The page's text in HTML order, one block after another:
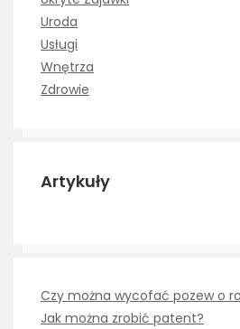
Uroda
Usługi
Wnętrza
Zdrowie
Artykuły
Czy można wycofać pozew o
Jak można zrobić patent?